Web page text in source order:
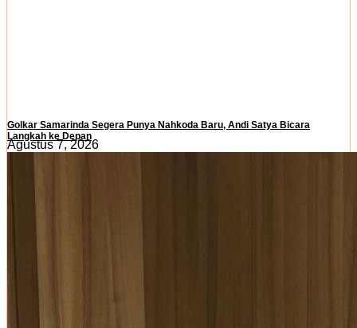
Golkar Samarinda Segera Punya Nahkoda Baru, Andi Satya Bicara
Langkah ke Depan
Agustus 7, 2026